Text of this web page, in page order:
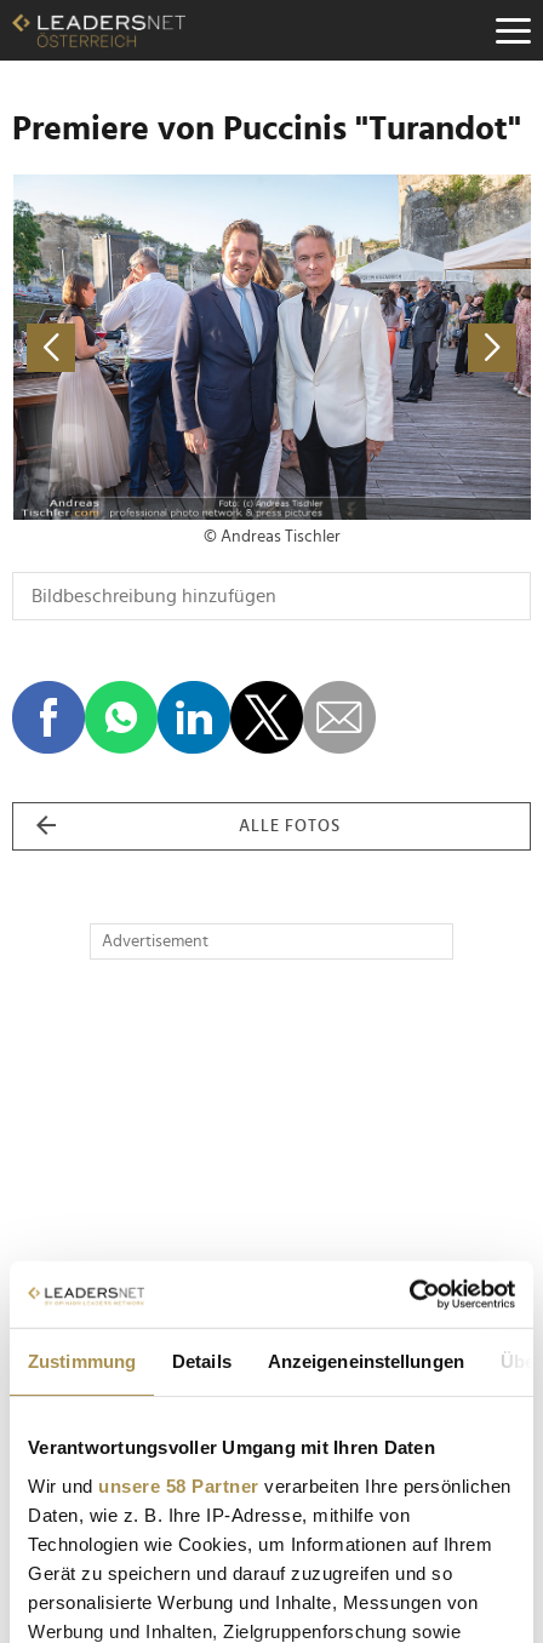
Zustimmung Details Anzeigeneinstellungen
Verantwortungsvoller Umgang mit Ihren Daten
Wir und unsere 58 Partner verarbeiten Ihre persönlichen
Daten, wie z. B. Ihre IP-Adresse, mithilfe von
Technologien wie Cookies, um Informationen auf Ihrem
Gerät zu speichern und darauf zuzugreifen und so
personalisierte Werbung und Inhalte, Messungen von
Werbung und Inhalten, Zielgruppenforschung sowie
Zum
Inhalt
Zur
Navigation
Zur
Hauptnavigation
Premiere von Puccinis "Turandot"
© Andreas Tischler
ALLE FOTOS
Advertisement